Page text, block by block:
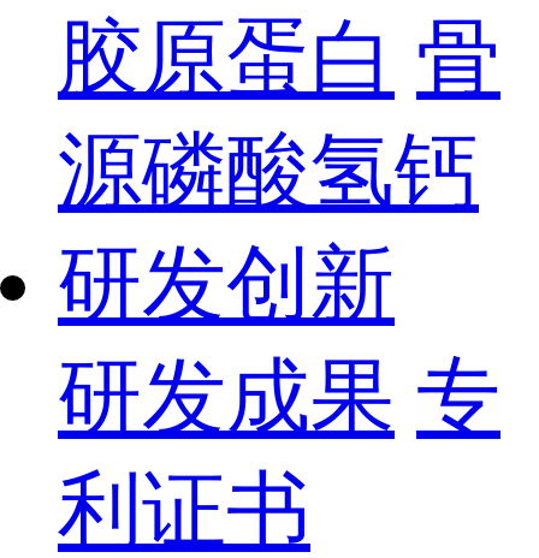
胶原蛋白 骨
源磷酸氢钙
研发创新
研发成果 专
利证书